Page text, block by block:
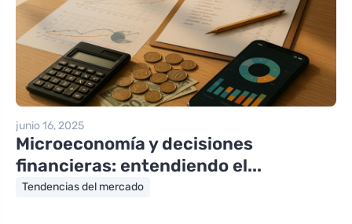
junio 16, 2025
Microeconomía y decisiones
financieras: entendiendo el...
Tendencias del mercado